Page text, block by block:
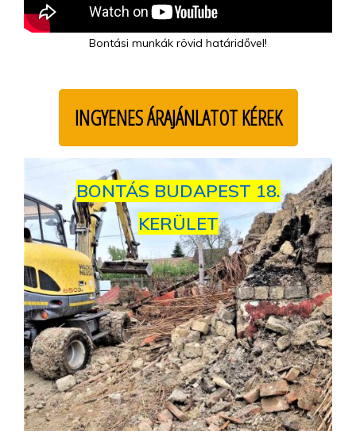
Bontási munkák rövid határidővel!
INGYENES ÁRAJÁNLATOT KÉREK
BONTÁS BUDAPEST 18.
KERÜLET